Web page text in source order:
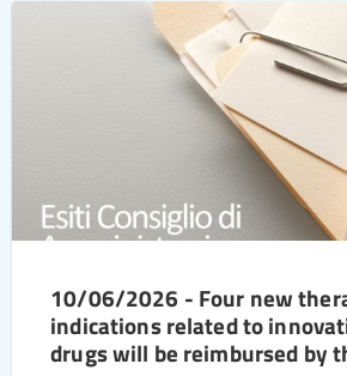
10/06/2026 - Four new
indications related to
drugs will be reimbursed by